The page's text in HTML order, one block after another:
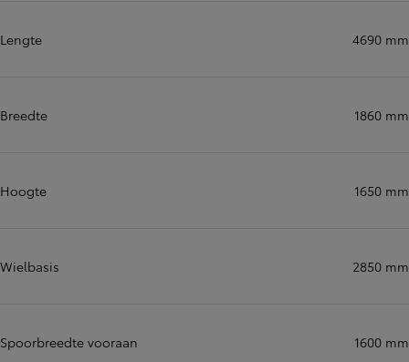
Lengte 4690 mm
Breedte 1860 mm
Hoogte 1650 mm
Wielbasis 2850 mm
Spoorbreedte vooraan 1600 mm